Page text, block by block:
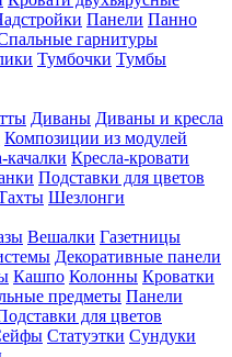
Панели Панно
гарнитуры
Тумбочки Тумбы
Диваны Диваны и кресла
Композиции из модулей
качалки Кресла-кровати
Подставки для цветов
Шезлонги
Вешалки Газетницы
Декоративные панели
Кашпо Колонны Кроватки
предметы Панели
для цветов
Статуэтки Сундуки